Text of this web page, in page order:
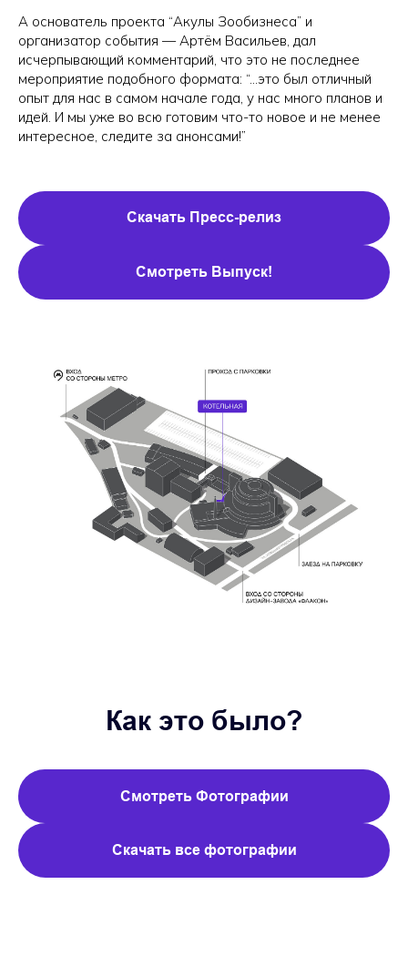
А основатель проекта “Акулы Зообизнеса” и
организатор события — Артём Васильев, дал
исчерпывающий комментарий, что это не последнее
мероприятие подобного формата: “...это был отличный
опыт для нас в самом начале года, у нас много планов и
идей. И мы уже во всю готовим что-то новое и не менее
интересное, следите за анонсами!”
Скачать Пресс-релиз
Смотреть Выпуск!
Как это было?
Смотреть Фотографии
Скачать все фотографии